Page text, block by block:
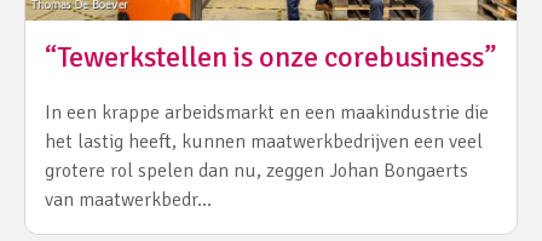
“Tewerkstellen is onze corebusiness”
In een krappe arbeidsmarkt en een maakindustrie die
het lastig heeft, kunnen maatwerkbedrijven een veel
grotere rol spelen dan nu, zeggen Johan Bongaerts
van maatwerkbedr…